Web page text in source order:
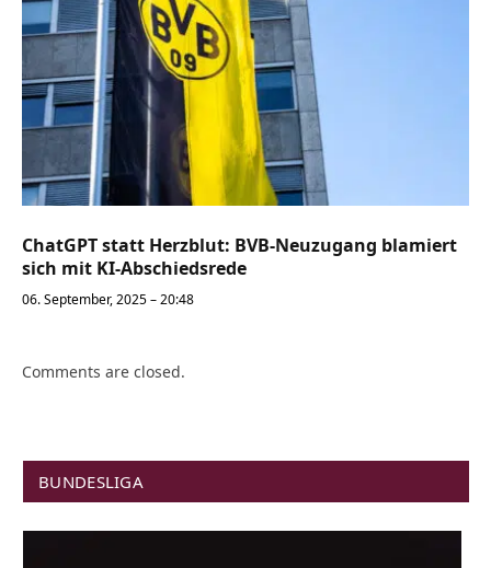
ChatGPT statt Herzblut: BVB-Neuzugang blamiert
sich mit KI-Abschiedsrede
06. September, 2025 – 20:48
Comments are closed.
BUNDESLIGA